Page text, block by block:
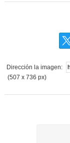
Dirección la imagen:
(507 x 736 px)